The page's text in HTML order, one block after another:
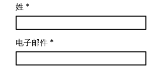
姓
电子邮件